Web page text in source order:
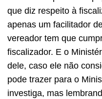
que diz respeito à
apenas um facilitador
vereador tem que
fiscalizador. E o
dele, caso ele não
pode trazer para o
investiga, mas